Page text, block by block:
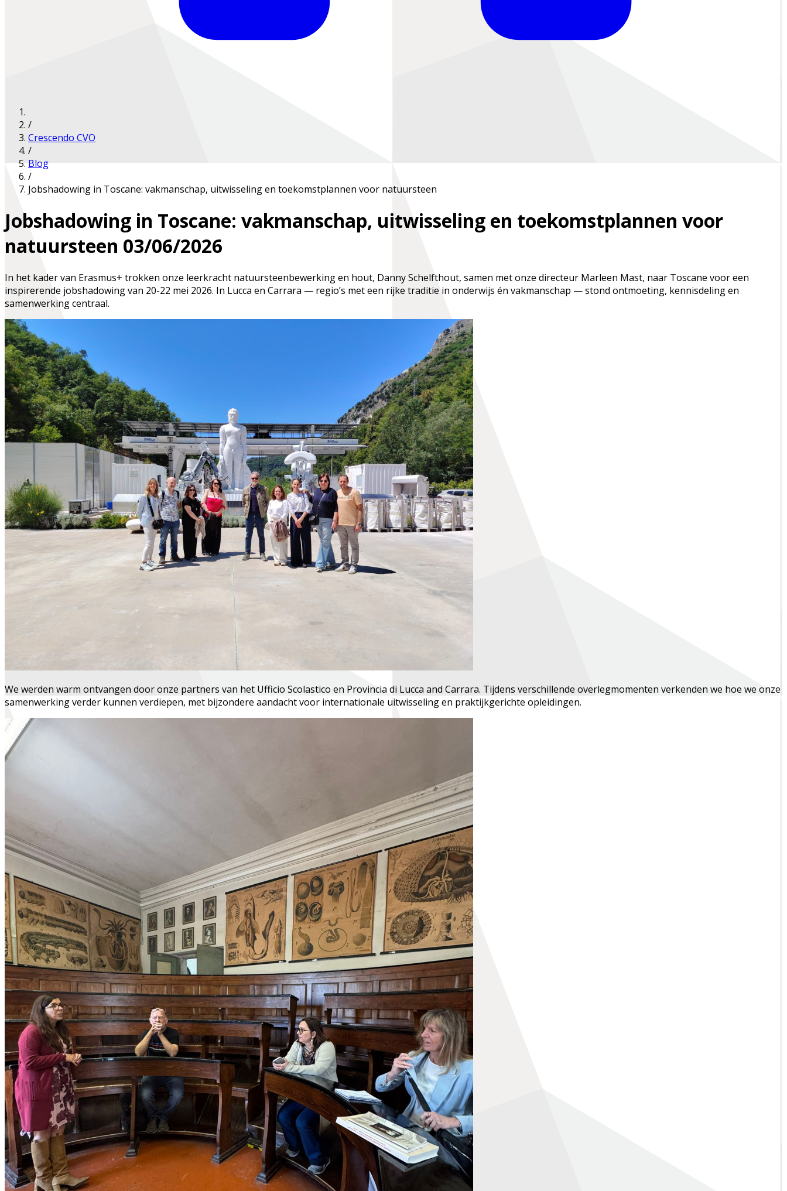
/
Crescendo CVO
/
Blog
/
Jobshadowing in Toscane: vakmanschap, uitwisseling en toekomstplannen voor natuursteen
Jobshadowing in Toscane: vakmanschap, uitwisseling en toekomstplannen voor
natuursteen 03/06/2026
In het kader van Erasmus+ trokken onze leerkracht natuursteenbewerking en hout, Danny Schelfthout, samen met onze directeur Marleen Mast, naar Toscane voor een
inspirerende jobshadowing van 20-22 mei 2026. In Lucca en Carrara — regio’s met een rijke traditie in onderwijs én vakmanschap — stond ontmoeting, kennisdeling en
samenwerking centraal.
We werden warm ontvangen door onze partners van het Ufficio Scolastico en Provincia di Lucca and Carrara. Tijdens verschillende overlegmomenten verkenden we hoe we onze
samenwerking verder kunnen verdiepen, met bijzondere aandacht voor internationale uitwisseling en praktijkgerichte opleidingen.